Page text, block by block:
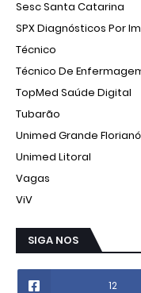
Sesc Santa Catarina
SPX Diagnósticos Por
Técnico
Técnico De
TopMed Saúde Digital
Tubarão
Unimed Grande
Unimed Litoral
Vagas
ViV
SIGA NOS
12